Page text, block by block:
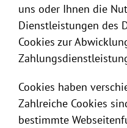
uns oder Ihnen die
Dienstleistungen des
Cookies zur
Cookies haben
Zahlreiche Cookies
bestimmte